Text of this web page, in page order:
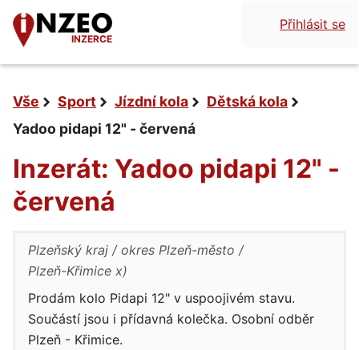
INZERCE
Přihlásit se
Vše Sport Jízdní kola
Dětská kola
Yadoo pidapi 12" - červená
Inzerát: Yadoo pidapi 12" -
červená
Plzeňský kraj
okres Plzeň-město
Plzeň-Křimice x)
Prodám kolo Pidapi 12" v uspoojivém stavu.
Součástí jsou i přídavná kolečka. Osobní odběr
Plzeň - Křimice.